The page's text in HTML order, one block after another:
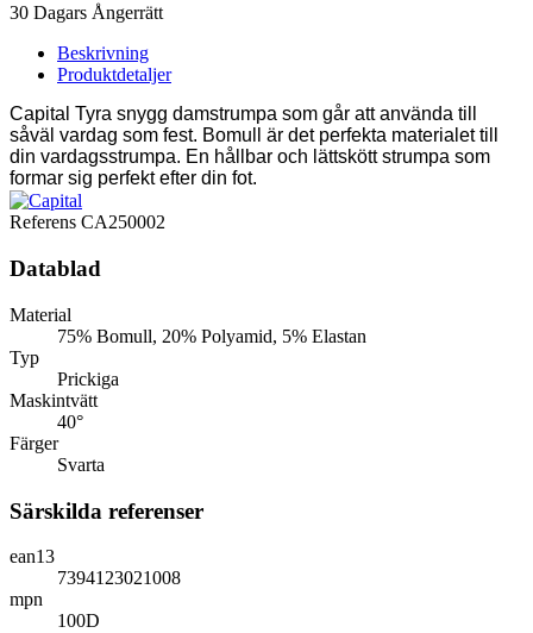
30 Dagars Ångerrätt
Beskrivning
Produktdetaljer
Capital Tyra snygg damstrumpa som går att använda till
såväl vardag som fest. Bomull är det perfekta materialet till
din vardagsstrumpa. En hållbar och lättskött strumpa som
formar sig perfekt efter din fot.
Referens CA250002
Datablad
Material
75% Bomull, 20% Polyamid, 5% Elastan
Typ
Prickiga
Maskintvätt
40°
Färger
Svarta
Särskilda referenser
ean13
7394123021008
mpn
100D